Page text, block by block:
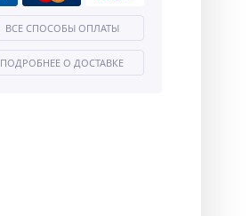
ВСЕ СПОСОБЫ ОПЛАТЫ
ПОДРОБНЕЕ О ДОСТАВКЕ